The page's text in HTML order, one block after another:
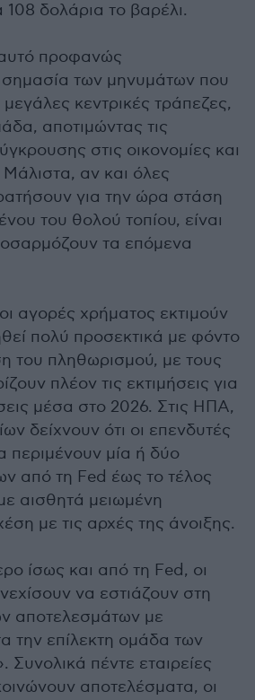
δολάρια το βαρέλι.
προφανώς
σημασία των μηνυμάτων που
κεντρικές τράπεζες,
αποτιμώντας τις
στις οικονομίες και
αν και όλες
για την ώρα στάση
του θολού τοπίου, είναι
τα επόμενα
αγορές χρήματος εκτιμούν
πολύ προσεκτικά με φόντο
του πληθωρισμού, με τους
πλέον τις εκτιμήσεις για
μέσα στο 2026. Στις ΗΠΑ,
δείχνουν ότι οι επενδυτές
περιμένουν μία ή δύο
από τη Fed έως το τέλος
αισθητά μειωμένη
με τις αρχές της άνοιξης.
ίσως και από τη Fed, οι
να εστιάζουν στη
αποτελεσμάτων με
την επίλεκτη ομάδα των
πέντε εταιρείες
αποτελέσματα, οι